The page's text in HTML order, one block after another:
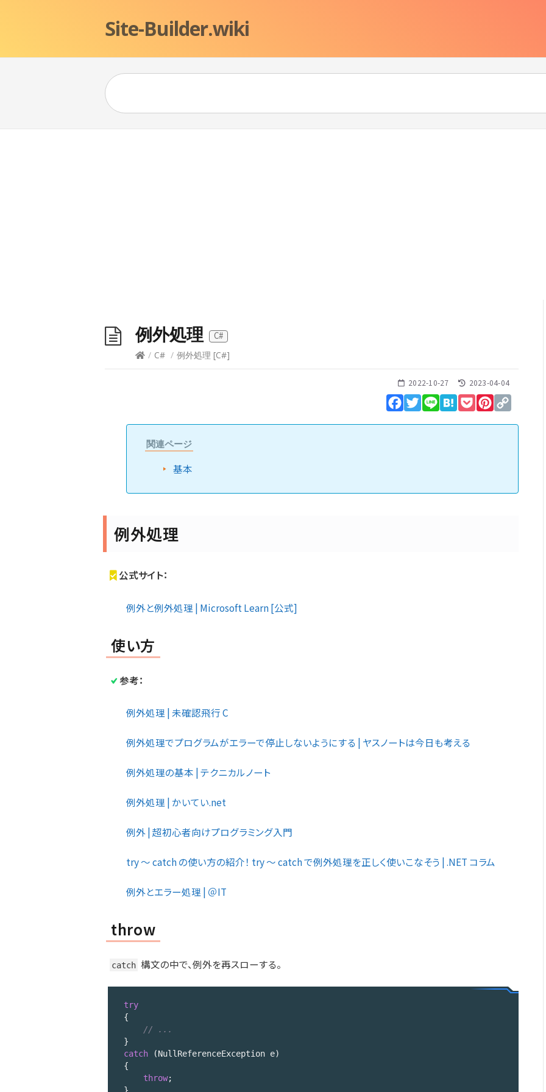
Site-Builder.wiki
例外処理
C#
/ C# / 例外処理 [C#]
2022-10-27 2023-04-04
Facebook
Twitter
Line HatenaPocketPinterest
関連ページ
基本
例外処理
公式サイト：
例外と例外処理 | Microsoft Learn [公式]
使い方
参考：
例外処理 | 未確認飛行 C
例外処理でプログラムがエラーで停止しないようにする | ヤスノートは今日も考える
例外処理の基本 | テクニカルノート
例外処理 | かいてい.net
例外 | 超初心者向けプログラミング入門
try ～ catch の使い方の紹介！ try ～ catch で例外処理を正しく使いこなそう | .NET コラム
例外とエラー処理 | ＠IT
throw
catch 構文の中で、例外を再スローする。
try
{
// ...
catch (NullReferenceException e)
{
throw;